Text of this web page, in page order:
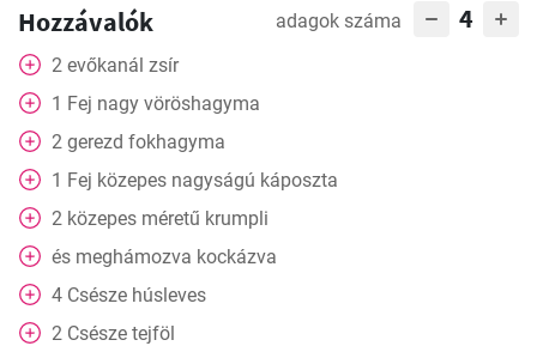
Hozzávalók adagok száma 4
2 evőkanál zsír
1 Fej nagy vöröshagyma
2 gerezd fokhagyma
1 Fej közepes nagyságú káposzta
2 közepes méretű krumpli
és meghámozva kockázva
4 Csésze húsleves
2 Csésze tejföl